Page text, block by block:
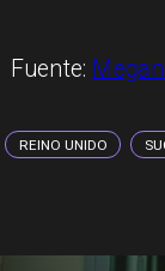
Fuente:
REINO UNIDO